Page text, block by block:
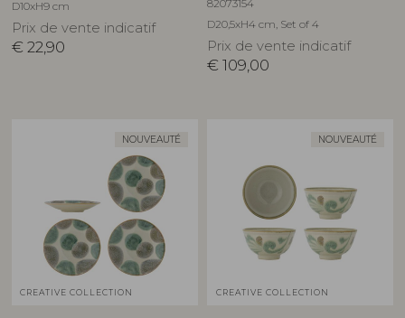
D10xH9 cm
Prix de vente indicatif
€ 22,90
82073154
D20,5xH4 cm, Set of 4
Prix de vente indicatif
€ 109,00
NOUVEAUTÉ
CREATIVE COLLECTION
NOUVEAUTÉ
CREATIVE COLLECTION